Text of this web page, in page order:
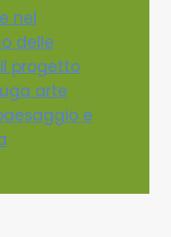
nel
delle
progetto
arte
e